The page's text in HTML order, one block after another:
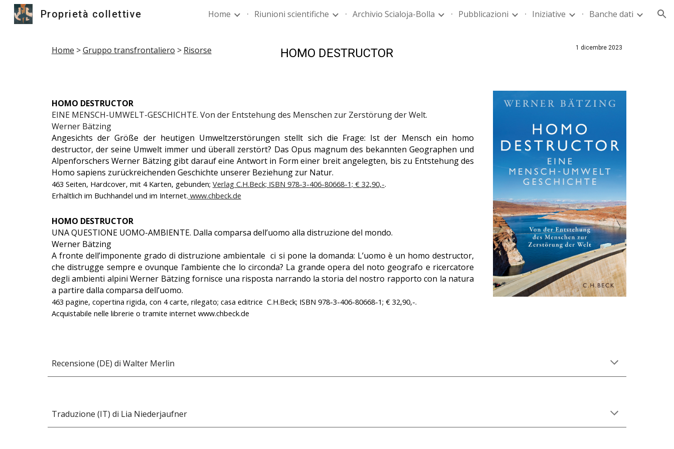
Skip to main content Skip to navigation
Proprietà collettive Home Riunioni scientifiche Archivio Scialoja-Bolla Pubblicazioni Iniziative Banche dati
Home >Gruppo transfrontaliero > Risorse HOMO DESTRUCTOR 1 dicembre 2023
HOMO DESTRUCTOR
EINE MENSCH-UMWELT-GESCHICHTE. Von der Entstehung des Menschen zur Zerstörung der Welt.
Werner Bätzing
Angesichts der Größe der heutigen Umweltzerstörungen stellt sich die Frage: Ist der Mensch ein homo
destructor, der seine Umwelt immer und überall zerstört? Das Opus magnum des bekannten Geographen und
Alpenforschers Werner Bätzing gibt darauf eine Antwort in Form einer breit angelegten, bis zu Entstehung des
Homo sapiens zurückreichenden Geschichte unserer Beziehung zur Natur.
463 Seiten, Hardcover, mit 4 Karten, gebunden; Verlag C.H.Beck; ISBN 978-3-406-80668-1; € 32,90,-.
Erhältlich im Buchhandel und im Internet. www.chbeck.de
HOMO DESTRUCTOR
UNA QUESTIONE UOMO-AMBIENTE. Dalla comparsa dell’uomo alla distruzione del mondo.
Werner Bätzing
A fronte dell’imponente grado di distruzione ambientale ci si pone la domanda: L’uomo è un homo destructor,
che distrugge sempre e ovunque l’ambiente che lo circonda? La grande opera del noto geografo e ricercatore
degli ambienti alpini Werner Bätzing fornisce una risposta narrando la storia del nostro rapporto con la natura
a partire dalla comparsa dell’uomo.
463 pagine, copertina rigida, con 4 carte, rilegato; casa editrice C.H.Beck; ISBN 978-3-406-80668-1; € 32,90,-.
Acquistabile nelle librerie o tramite internet www.chbeck.de
Recensione (DE) di Walter Merlin
Traduzione (IT) di Lia Niederjaufner